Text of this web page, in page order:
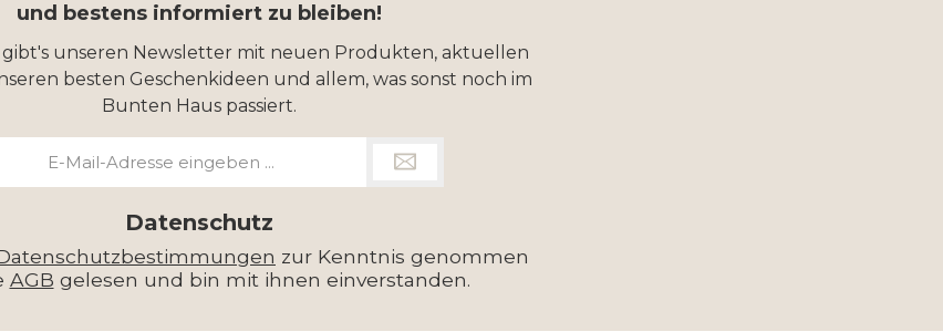
und bestens informiert zu bleiben!
gibt's unseren Newsletter mit neuen Produkten, aktuellen
besten Geschenkideen und allem, was sonst noch im
Bunten Haus passiert.
Datenschutz
zur Kenntnis genommen
AGB gelesen und bin mit ihnen einverstanden.